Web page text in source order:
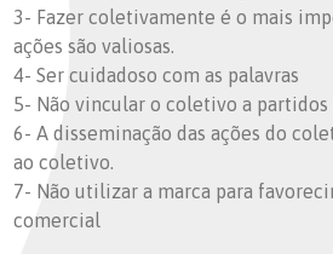
3- Fazer coletivamente é o mais
ações são valiosas.
4- Ser cuidadoso com as palavras
5- Não vincular o coletivo a
6- A disseminação das ações do
ao coletivo.
7- Não utilizar a marca para
comercial